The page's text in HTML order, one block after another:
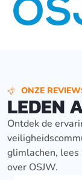
ONZE
LEDEN
Ontdek de
glimlachen, lees
over OSJW.